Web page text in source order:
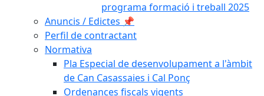
programa formació i treball 2025
Anuncis / Edictes 📌
Perfil de contractant
Normativa
Pla Especial de desenvolupament a l'àmbit
de Can Casassaies i Cal Ponç
Ordenances fiscals vigents